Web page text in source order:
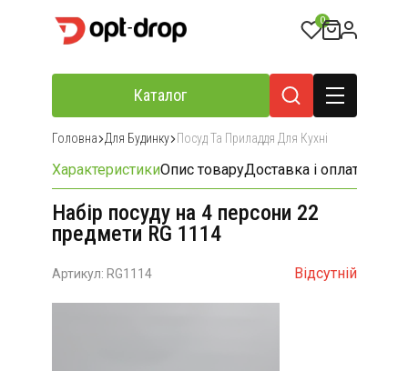
0
Каталог
Головна Для Будинку Посуд Та Приладдя Для Кухні
ХарактеристикиОпис товаруДоставка і оплата
Набір посуду на 4 персони 22
предмети RG 1114
Артикул: RG1114 Відсутній